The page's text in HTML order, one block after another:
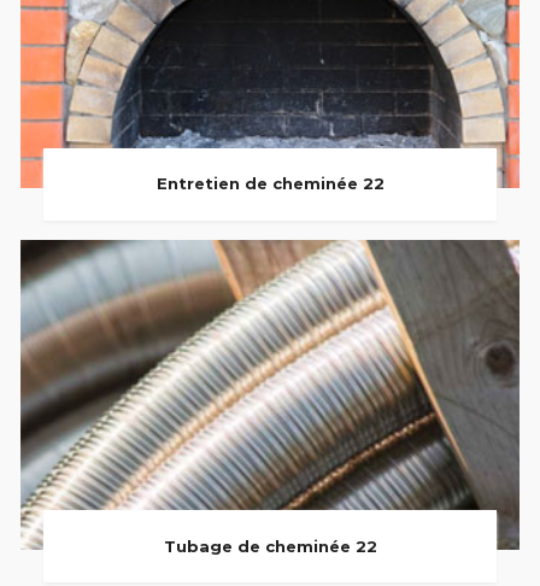
Entretien de cheminée 22
Tubage de cheminée 22